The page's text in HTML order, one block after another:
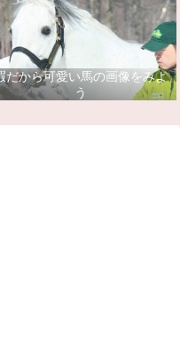
だから可愛い馬の画像をみよ
う